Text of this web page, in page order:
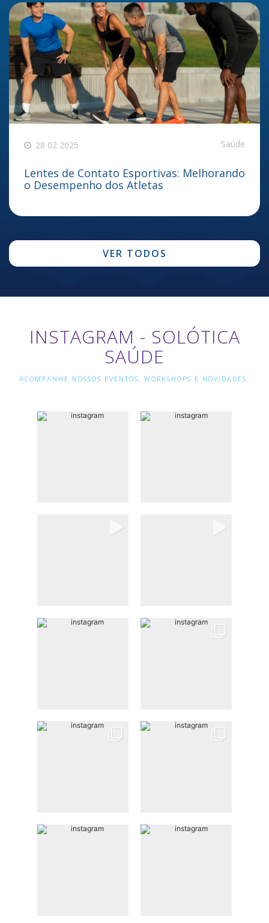
28 02 2025 Saúde
Lentes de Contato Esportivas: Melhorando
o Desempenho dos Atletas
VER TODOS
INSTAGRAM - SOLÓTICA
SAÚDE
ACOMPANHE NOSSOS EVENTOS, WORKSHOPS E NOVIDADES.